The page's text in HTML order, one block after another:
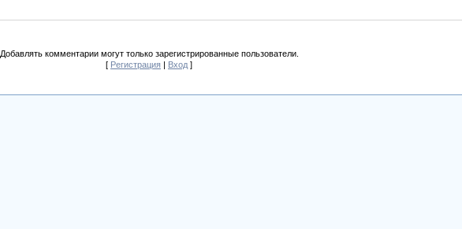
Добавлять комментарии могут только зарегистрированные пользователи.
[ Регистрация | Вход ]